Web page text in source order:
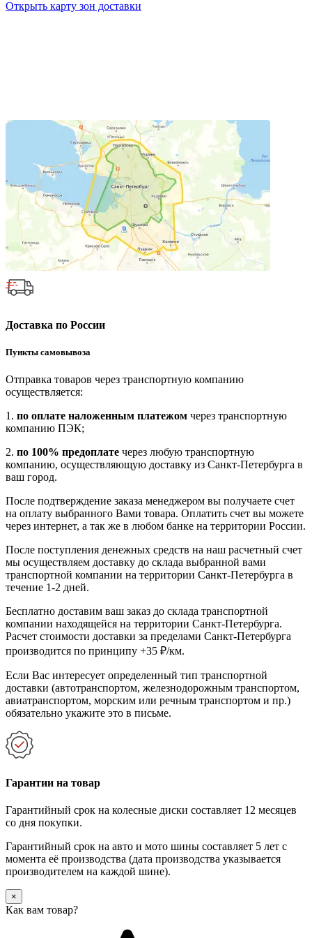
Открыть карту зон доставки
Доставка по России
Пункты самовывоза
Отправка товаров через транспортную компанию
осуществляется:
1. по оплате наложенным платежом через транспортную
компанию ПЭК;
2. по 100% предоплате через любую транспортную
компанию, осуществляющую доставку из Санкт-Петербурга в
ваш город.
После подтверждение заказа менеджером вы получаете счет
на оплату выбранного Вами товара. Оплатить счет вы можете
через интернет, а так же в любом банке на территории России.
После поступления денежных средств на наш расчетный счет
мы осуществляем доставку до склада выбранной вами
транспортной компании на территории Санкт-Петербурга в
течение 1-2 дней.
Бесплатно доставим ваш заказ до склада транспортной
компании находящейся на территории Санкт-Петербурга.
Расчет стоимости доставки за пределами Санкт-Петербурга
производится по принципу +35 ₽/км.
Если Вас интересует определенный тип транспортной
доставки (автотранспортом, железнодорожным транспортом,
авиатранспортом, морским или речным транспортом и пр.)
обязательно укажите это в письме.
Гарантии на товар
Гарантийный срок на колесные диски составляет 12 месяцев
со дня покупки.
Гарантийный срок на авто и мото шины составляет 5 лет с
момента её производства (дата производства указывается
производителем на каждой шине).
×
Как вам товар?